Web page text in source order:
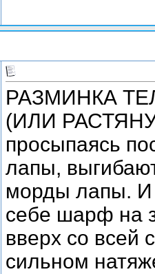
РАЗМИНКА
(ИЛИ
просыпаясь
лапы,
морды лапы. И
себе шарф на
вверх со всей
сильном